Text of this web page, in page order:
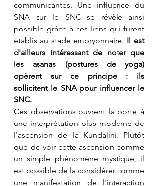
communicantes. Une influence du
SNA sur le SNC se révèle ainsi
possible grâce à ces liens qui furent
établis au stade embryonnaire. Il est
d'ailleurs intéressant de noter que
les asanas (postures de yoga)
opèrent sur ce principe : ils
sollicitent le SNA pour influencer le
SNC.
Ces observations ouvrent la porte à
une interprétation plus moderne de
l'ascension de la Kundalini. Plutôt
que de voir cette ascension comme
un simple phénomène mystique, il
est possible de la considérer comme
une manifestation de l'interaction